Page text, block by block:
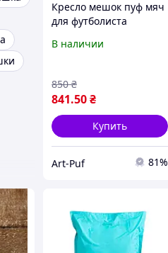
Кресло мешок пуф мяч
для футболиста
В наличии
841.50₴
850 ₴
Купить
Art-Puf 81%